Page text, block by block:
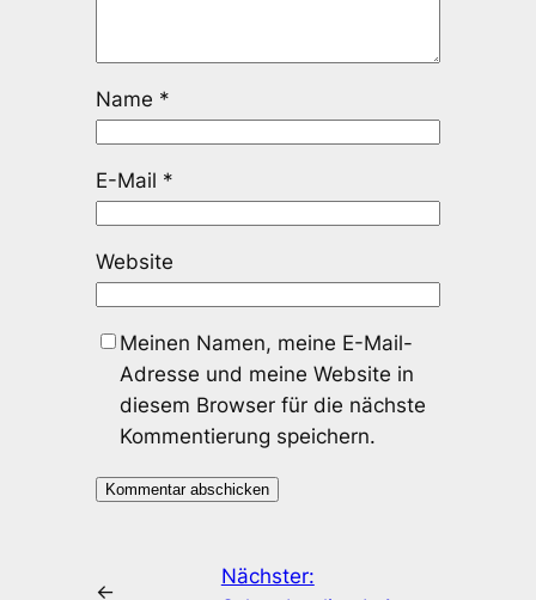
Name *
E-Mail *
Website
Meinen Namen, meine E-Mail-
Adresse und meine Website in
diesem Browser für die nächste
Kommentierung speichern.
←
Nächster: